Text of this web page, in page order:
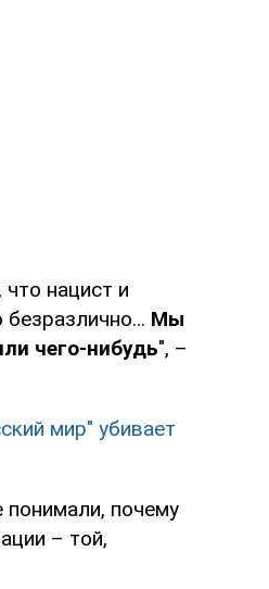
нацист и
Мы
чего-нибудь", –
мир" убивает
почему
– той,